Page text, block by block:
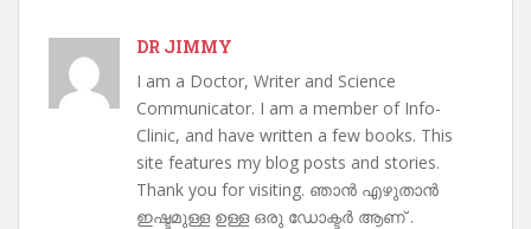
DR JIMMY
I am a Doctor, Writer and Science
Communicator. I am a member of Info-
Clinic, and have written a few books. This
site features my blog posts and stories.
Thank you for visiting. ഞാൻ എഴുതാൻ
ഇഷ്ടമുള്ള ഉള്ള ഒരു ഡോക്ടർ ആണ് .